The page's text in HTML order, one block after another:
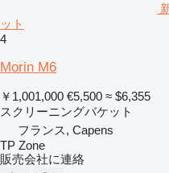
ット
4
Morin M6
￥1,001,000 €5,500 ≈ $6,355
スクリーニングバケット
フランス, Capens
TP Zone
販売会社に連絡